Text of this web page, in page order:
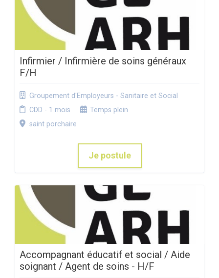
Infirmier / Infirmière de soins généraux
F/H
Groupement d'Employeurs - Sanitaire et Social
CDD - 1 mois
Temps plein
saint porchaire
Je postule
Accompagnant éducatif et social / Aide
soignant / Agent de soins - H/F